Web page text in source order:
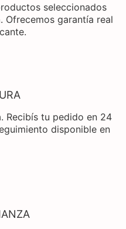
seleccionados
Ofrecemos garantía real
Recibís tu pedido en 24
disponible en